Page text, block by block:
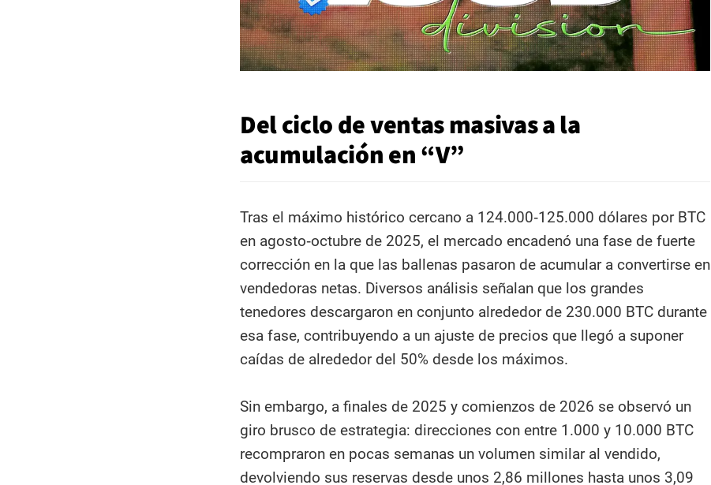
Del ciclo de ventas masivas a la
acumulación en “V”
Tras el máximo histórico cercano a 124.000‑125.000 dólares por BTC
en agosto‑octubre de 2025, el mercado encadenó una fase de fuerte
corrección en la que las ballenas pasaron de acumular a convertirse en
vendedoras netas. Diversos análisis señalan que los grandes
tenedores descargaron en conjunto alrededor de 230.000 BTC durante
esa fase, contribuyendo a un ajuste de precios que llegó a suponer
caídas de alrededor del 50% desde los máximos.
Sin embargo, a finales de 2025 y comienzos de 2026 se observó un
giro brusco de estrategia: direcciones con entre 1.000 y 10.000 BTC
recompraron en pocas semanas un volumen similar al vendido,
devolviendo sus reservas desde unos 2,86 millones hasta unos 3,09